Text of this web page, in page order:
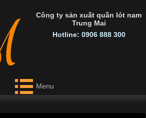
Công ty sản xuất quần lót nam
Trung Mai
Hotline: 0906 888 300
Menu